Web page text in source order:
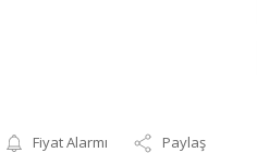
Fiyat Alarmı Paylaş